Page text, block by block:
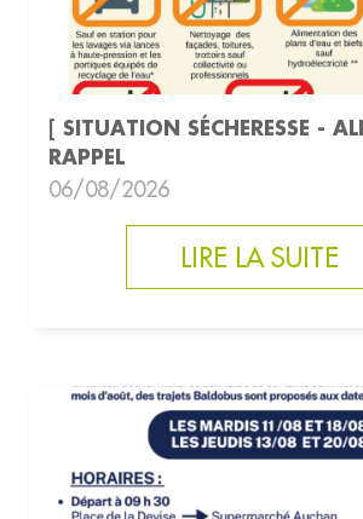
[ SITUATION SÉCHERESSE -
RAPPEL
06/08/2026
LIRE LA SUITE